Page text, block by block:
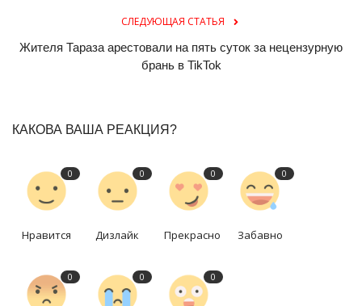
СЛЕДУЮЩАЯ СТАТЬЯ
Жителя Тараза арестовали на пять суток за нецензурную
брань в TikTok
КАКОВА ВАША РЕАКЦИЯ?
0
Нравится
0
Дизлайк
0
Прекрасно
0
Забавно
0 0 0